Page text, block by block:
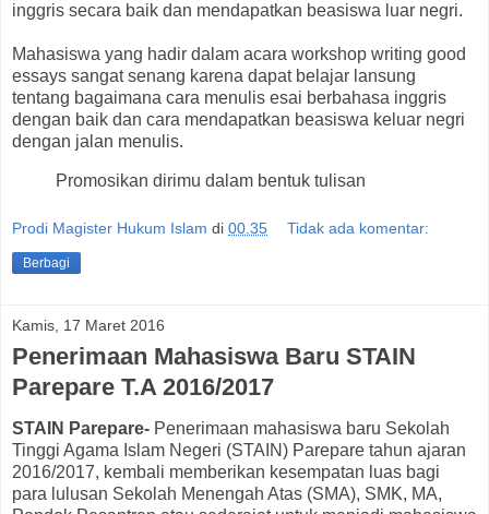
inggris secara baik dan mendapatkan beasiswa luar negri.
Mahasiswa yang hadir dalam acara workshop writing good
essays sangat senang karena dapat belajar lansung
tentang bagaimana cara menulis esai berbahasa inggris
dengan baik dan cara mendapatkan beasiswa keluar negri
dengan jalan menulis.
Promosikan dirimu dalam bentuk tulisan
Prodi Magister Hukum Islam di 00.35 Tidak ada komentar:
Berbagi
Kamis, 17 Maret 2016
Penerimaan Mahasiswa Baru STAIN
Parepare T.A 2016/2017
STAIN Parepare- Penerimaan mahasiswa baru Sekolah
Tinggi Agama Islam Negeri (STAIN) Parepare tahun ajaran
2016/2017, kembali memberikan kesempatan luas bagi
para lulusan Sekolah Menengah Atas (SMA), SMK, MA,